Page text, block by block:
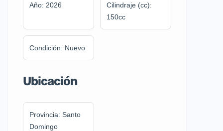
Año: 2026
Cilindraje (cc):
150cc
Condición: Nuevo
Ubicación
Provincia: Santo
Domingo